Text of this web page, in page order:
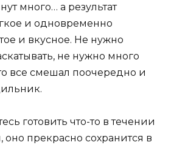
много… а результат
и одновременно
и вкусное. Не нужно
не нужно много
все смешал поочередно и
готовить что-то в течении
оно прекрасно сохранится в